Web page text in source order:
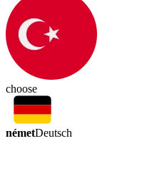
choose
németDeutsch